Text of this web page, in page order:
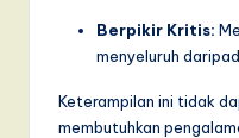
Berpikir Kritis:
menyeluruh
Keterampilan ini tidak
membutuhkan